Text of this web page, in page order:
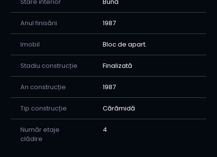
Anul finisării 1987
Imobil Bloc de apart.
Stadiu construcție Finalizată
An construcție 1987
Tip construcție Cărămidă
Număr etaje
clădire
4